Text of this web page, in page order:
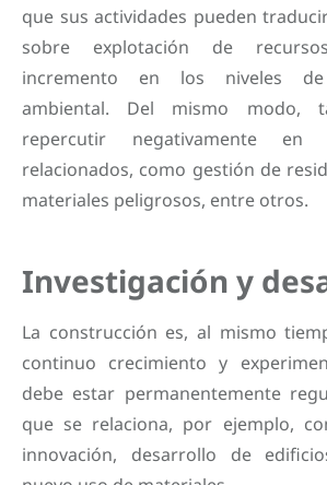
que sus actividades pueden
sobre explotación de
incremento en los niveles de
ambiental. Del mismo modo,
repercutir negativamente en
relacionados, como gestión de
materiales peligrosos, entre otros.
Investigación y
La construcción es, al mismo
continuo crecimiento y
debe estar permanentemente
que se relaciona, por ejemplo,
innovación, desarrollo de